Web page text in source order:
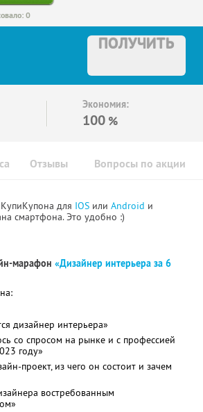
0
ПОЛУЧИТЬ
Экономия:
100 %
Отзывы Вопросы по акции
для IOS или Android и
смартфона. Это удобно :)
марафон «Дизайнер интерьера за 6
дизайнер интерьера»
со спросом на рынке и с профессией
году»
проект, из чего он состоит и зачем
востребованным